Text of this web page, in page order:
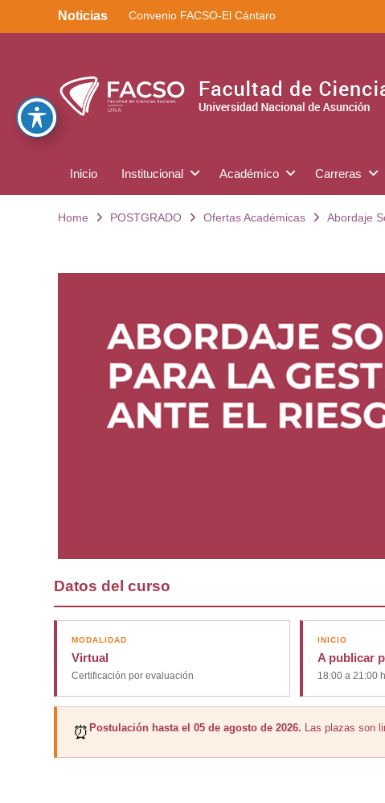
Noticias
Convenio FACSO-El Cántaro
Kera yvoty en SciELO
Inicio Institucional Académico Carreras
Home POSTGRADO Ofertas Académicas Abordaje
Datos del curso
MODALIDAD
Virtual
Certificación por evaluación
INICIO
A publicar
18:00 a 21:00
⏰ Postulación hasta el 05 de agosto de 2026. Las plazas son